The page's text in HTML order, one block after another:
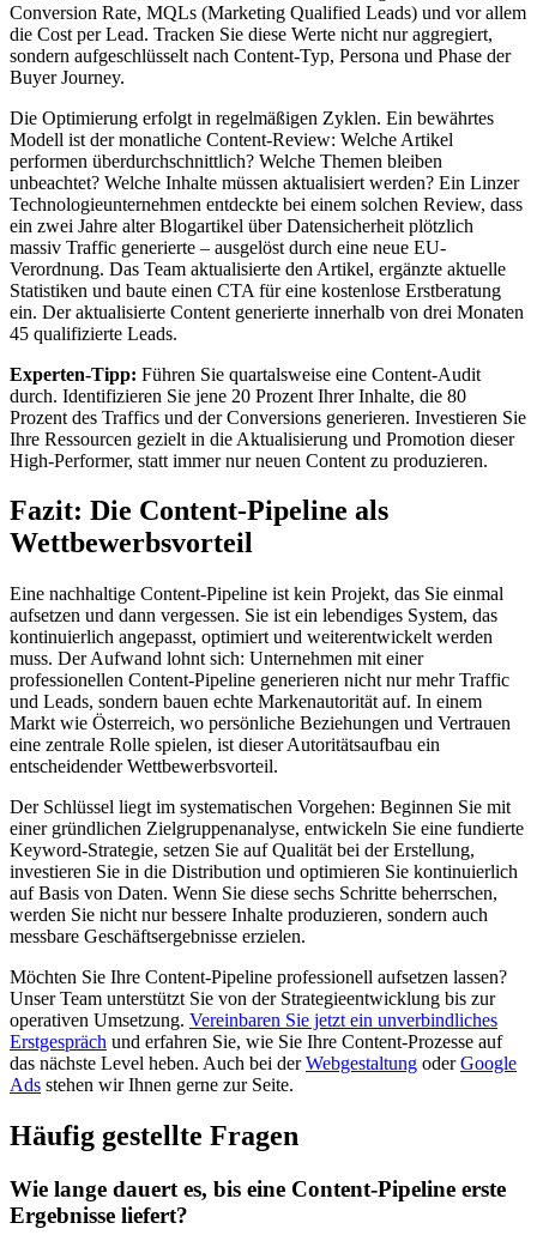
Conversion Rate, MQLs (Marketing Qualified Leads) und vor allem
die Cost per Lead. Tracken Sie diese Werte nicht nur aggregiert,
sondern aufgeschlüsselt nach Content-Typ, Persona und Phase der
Buyer Journey.
Die Optimierung erfolgt in regelmäßigen Zyklen. Ein bewährtes
Modell ist der monatliche Content-Review: Welche Artikel
performen überdurchschnittlich? Welche Themen bleiben
unbeachtet? Welche Inhalte müssen aktualisiert werden? Ein Linzer
Technologieunternehmen entdeckte bei einem solchen Review, dass
ein zwei Jahre alter Blogartikel über Datensicherheit plötzlich
massiv Traffic generierte – ausgelöst durch eine neue EU-
Verordnung. Das Team aktualisierte den Artikel, ergänzte aktuelle
Statistiken und baute einen CTA für eine kostenlose Erstberatung
ein. Der aktualisierte Content generierte innerhalb von drei Monaten
45 qualifizierte Leads.
Experten-Tipp: Führen Sie quartalsweise eine Content-Audit
durch. Identifizieren Sie jene 20 Prozent Ihrer Inhalte, die 80
Prozent des Traffics und der Conversions generieren. Investieren Sie
Ihre Ressourcen gezielt in die Aktualisierung und Promotion dieser
High-Performer, statt immer nur neuen Content zu produzieren.
Fazit: Die Content-Pipeline als
Wettbewerbsvorteil
Eine nachhaltige Content-Pipeline ist kein Projekt, das Sie einmal
aufsetzen und dann vergessen. Sie ist ein lebendiges System, das
kontinuierlich angepasst, optimiert und weiterentwickelt werden
muss. Der Aufwand lohnt sich: Unternehmen mit einer
professionellen Content-Pipeline generieren nicht nur mehr Traffic
und Leads, sondern bauen echte Markenautorität auf. In einem
Markt wie Österreich, wo persönliche Beziehungen und Vertrauen
eine zentrale Rolle spielen, ist dieser Autoritätsaufbau ein
entscheidender Wettbewerbsvorteil.
Der Schlüssel liegt im systematischen Vorgehen: Beginnen Sie mit
einer gründlichen Zielgruppenanalyse, entwickeln Sie eine fundierte
Keyword-Strategie, setzen Sie auf Qualität bei der Erstellung,
investieren Sie in die Distribution und optimieren Sie kontinuierlich
auf Basis von Daten. Wenn Sie diese sechs Schritte beherrschen,
werden Sie nicht nur bessere Inhalte produzieren, sondern auch
messbare Geschäftsergebnisse erzielen.
Möchten Sie Ihre Content-Pipeline professionell aufsetzen lassen?
Unser Team unterstützt Sie von der Strategieentwicklung bis zur
operativen Umsetzung. Vereinbaren Sie jetzt ein unverbindliches
Erstgespräch und erfahren Sie, wie Sie Ihre Content-Prozesse auf
das nächste Level heben. Auch bei derWebgestaltung oderGoogle
Ads stehen wir Ihnen gerne zur Seite.
Häufig gestellte Fragen
Wie lange dauert es, bis eine Content-Pipeline erste
Ergebnisse liefert?